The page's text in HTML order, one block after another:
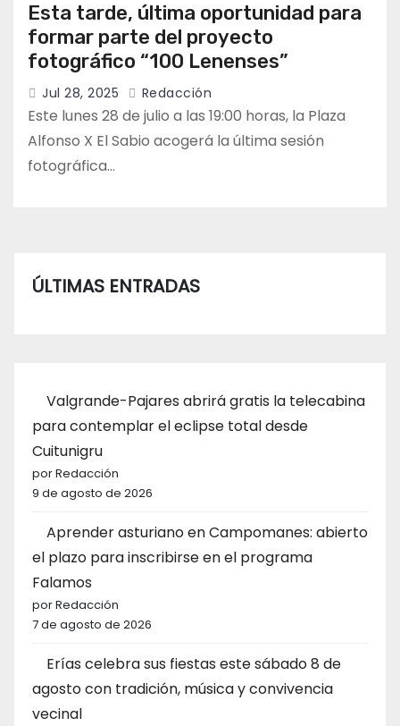
Esta tarde, última oportunidad para
formar parte del proyecto
fotográfico “100 Lenenses”
Jul 28, 2025 Redacción
Este lunes 28 de julio a las 19:00 horas, la Plaza
Alfonso X El Sabio acogerá la última sesión
fotográfica…
ÚLTIMAS ENTRADAS
Valgrande-Pajares abrirá gratis la telecabina
para contemplar el eclipse total desde
Cuitunigru
por Redacción
9 de agosto de 2026
Aprender asturiano en Campomanes: abierto
el plazo para inscribirse en el programa
Falamos
por Redacción
7 de agosto de 2026
Erías celebra sus fiestas este sábado 8 de
agosto con tradición, música y convivencia
vecinal